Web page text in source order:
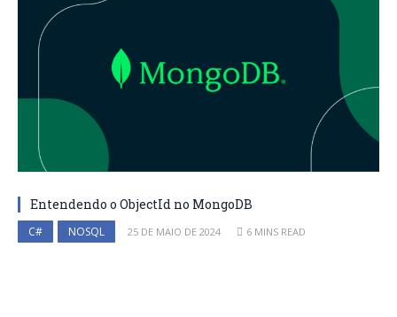
Entendendo o ObjectId no MongoDB
C# NOSQL 25 DE MAIO DE 2024 6 MINS READ